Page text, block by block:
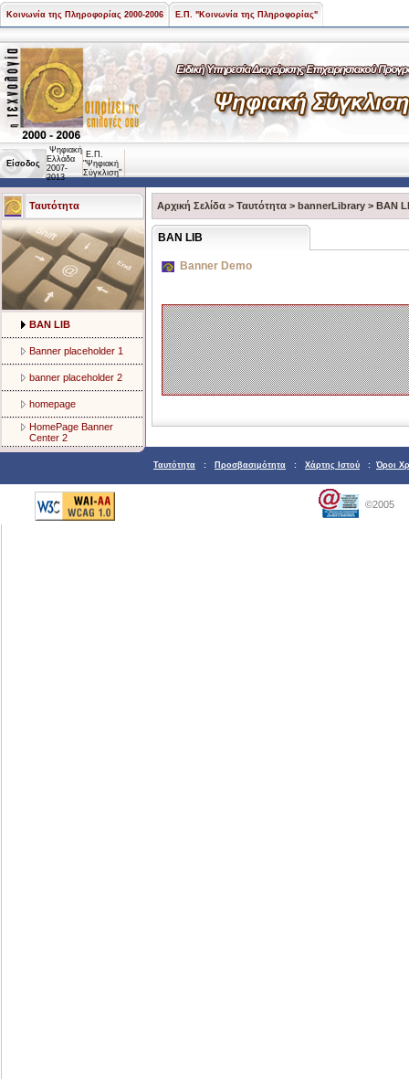
Κοινωνία της Πληροφορίας 2000-2006 Ε.Π. "Κοινωνία της Πληροφορίας"
Είσοδος
Ψηφιακή
Ελλάδα
2007-
2013
Ε.Π.
"Ψηφιακή
Σύγκλιση"
Ταυτότητα
BAN LIB
Banner placeholder 1
banner placeholder 2
homepage
HomePage Banner
Center 2
Αρχική Σελίδα > Ταυτότητα > bannerLibrary > BAN
BAN LIB
Banner Demo
Ταυτότητα : Προσβασιμότητα : Χάρτης Ιστού : Όροι
©2005